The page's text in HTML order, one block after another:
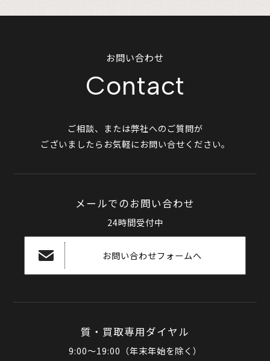
お問い合わせ
Contact
ご相談、または弊社へのご質問が
ございましたらお気軽にお問い合せください。
メールでのお問い合わせ
24時間受付中
お問い合わせフォームへ
質・買取専用ダイヤル
9:00～19:00（年末年始を除く）